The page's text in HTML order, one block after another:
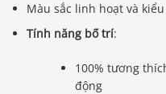
Màu sắc linh hoạt và
Tính năng bố trí:
100% tương
động